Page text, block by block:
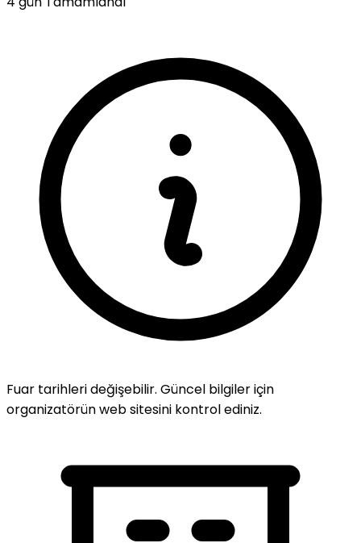
Fuar tarihleri değişebilir. Güncel bilgiler için
organizatörün web sitesini kontrol ediniz.